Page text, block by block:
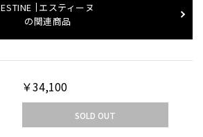
ESTINE
エスティーヌ
の関連商品
￥34,100
SOLD OUT